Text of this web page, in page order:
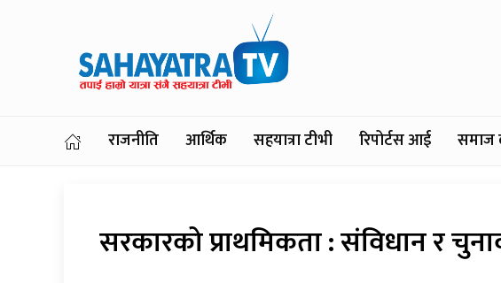
राजनीति आर्थिक सहयात्रा टीभी रिपोर्टस आई समाज
सरकारको प्राथमिकता : संविधान र